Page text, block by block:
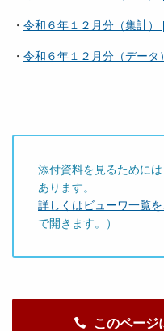
・ 令和６年１２月分（集計）
・ 令和６年１２月分（データ
添付資料を見るために
あります。
詳しくはビューワ一覧を
で開きます。）
このページ